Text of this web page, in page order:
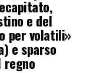
e del
per volatili»
e sparso